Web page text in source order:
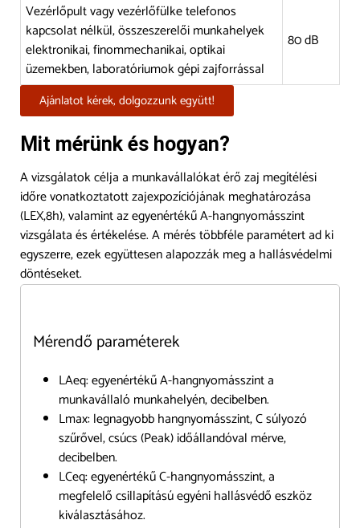
Vezérlőpult vagy vezérlőfülke telefonos
kapcsolat nélkül, összeszerelői munkahelyek
elektronikai, finommechanikai, optikai
üzemekben, laboratóriumok gépi zajforrással
80 dB
Ajánlatot kérek, dolgozzunk együtt!
Mit mérünk és hogyan?
A vizsgálatok célja a munkavállalókat érő zaj megítélési
időre vonatkoztatott zajexpozíciójának meghatározása
(LEX,8h), valamint az egyenértékű A-hangnyomásszint
vizsgálata és értékelése. A mérés többféle paramétert ad ki
egyszerre, ezek együttesen alapozzák meg a hallásvédelmi
döntéseket.
Mérendő paraméterek
LAeq: egyenértékű A-hangnyomásszint a
munkavállaló munkahelyén, decibelben.
Lmax: legnagyobb hangnyomásszint, C súlyozó
szűrővel, csúcs (Peak) időállandóval mérve,
decibelben.
LCeq: egyenértékű C-hangnyomásszint, a
megfelelő csillapítású egyéni hallásvédő eszköz
kiválasztásához.